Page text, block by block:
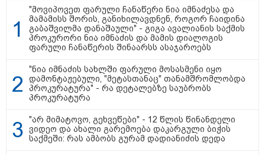
"სტუმართმოყვარე ხალხი ვართ
- რუსს, ყაზახს, უკრაინელს,
შვეიცარიელს, იტალიელს,
ამერიკელს, შეუძლია
ჩამოვიდეს, დახარჯოს ფული...
არავინ შეზღუდული არაა" -
კატეგორიის ყველა სიახლე
"მოვიპოვეთ ფარული ჩანაწერი ნია იმნაძესა და
მამამისს შორის, განიხილავდნენ, როგორ ჩაიდინა
გაბაშვილმა დანაშაული" - გიგა ავალიანის საქმის
პროკურორი ნია იმნაძის და მამის დიალოგის
ფარული ჩანაწერის შინაარსს ასაჯაროებს
"ნია იმნაძის სახლში ფარული მოსასმენი იყო
დამონტაჟებული, "მეტასთანაც" თანამშრომლობდა
პროკურატურა" - რა დეტალებზე საუბრობს
პროკურატურა
"არ მიმატოვო, გეხვეწები" - 12 წლის წინანდელი
ვიდეო და ახალი გარემოება დაკარგული ბიჭის
საქმეში: რას ამბობს გურამ დადიანიძის დედა